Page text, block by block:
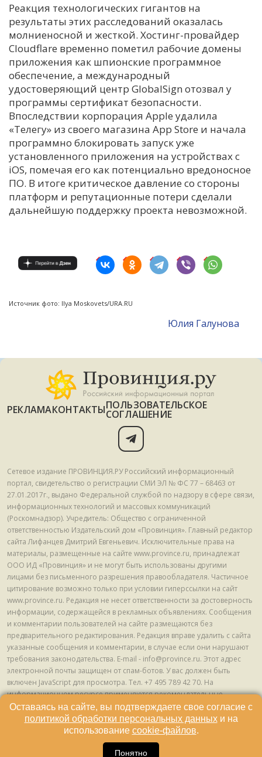
Реакция технологических гигантов на
результаты этих расследований оказалась
молниеносной и жесткой. Хостинг-провайдер
Cloudflare временно пометил рабочие домены
приложения как шпионские программное
обеспечение, а международный
удостоверяющий центр GlobalSign отозвал у
программы сертификат безопасности.
Впоследствии корпорация Apple удалила
«Телегу» из своего магазина App Store и начала
программно блокировать запуск уже
установленного приложения на устройствах с
iOS, помечая его как потенциально вредоносное
ПО. В итоге критическое давление со стороны
платформ и репутационные потери сделали
дальнейшую поддержку проекта невозможной.
Источник фото: Ilya Moskovets/URA.RU
Юлия Галунова
РЕКЛАМАКОНТАКТЫПОЛЬЗОВАТЕЛЬСКОЕ
СОГЛАШЕНИЕ
Сетевое издание ПРОВИНЦИЯ.РУ Российский информационный
портал, свидетельство о регистрации СМИ ЭЛ № ФС 77 – 68463 от
27.01.2017г., выдано Федеральной службой по надзору в сфере связи,
информационных технологий и массовых коммуникаций
(Роскомнадзор). Учредитель: Общество с ограниченной
ответственностью Издательский дом «Провинция». Главный редактор
сайта Лифанцев Дмитрий Евгеньевич. Исключительные права на
материалы, размещенные на сайте www.province.ru, принадлежат
ООО ИД «Провинция» и не могут быть использованы другими
лицами без письменного разрешения правообладателя. Частичное
цитирование возможно только при условии гиперссылки на сайт
www.province.ru. Редакция не несет ответственности за достоверность
информации, содержащейся в рекламных объявлениях. Сообщения
и комментарии пользователей на сайте размещаются без
предварительного редактирования. Редакция вправе удалить с сайта
указанные сообщения и комментарии, в случае если они нарушают
требования законодательства. E-mail - info@province.ru. Этот адрес
электронной почты защищен от спам-ботов. У вас должен быть
включен JavaScript для просмотра. Tел. +7 495 789 42 70. На
информационном ресурсе применяются рекомендательные
технологии (информационные технологии предоставления
информации на основе сбора, систематизации и анализа сведений,
относящихся к предпочтениям пользователей сети "Интернет",
находящихся на территории Российской Федерации) © ООО ИД
Оставаясь на сайте, вы подтверждаете свое согласие с
политикой обработки персональных данныхи на
использование cookie-файлов.
Понятно